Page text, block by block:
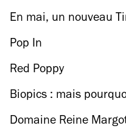
En mai, un nouveau
portes à Porto !
Pop In
Red Poppy
Biopics : mais
?
Domaine Reine